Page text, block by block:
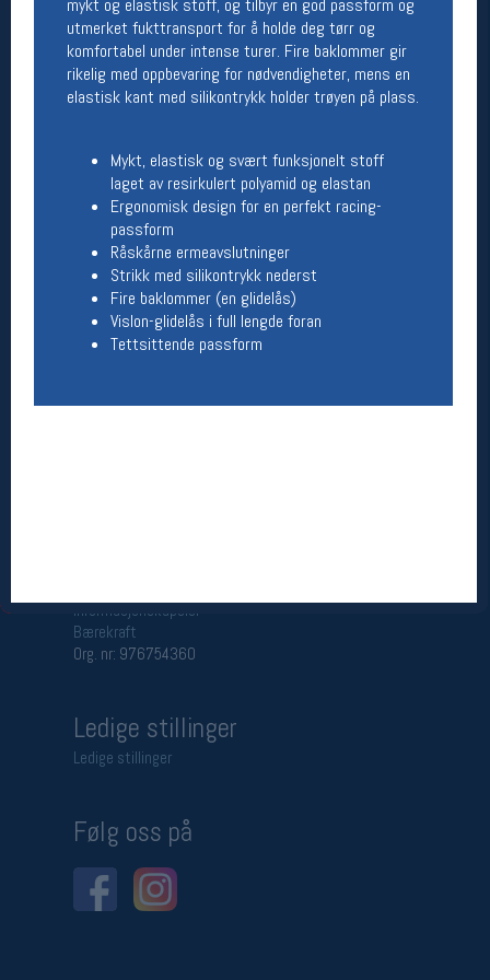
utmerket fukttransport for å holde deg tørr og
komfortabel under intense turer. Fire baklommer gir
rikelig med oppbevaring for nødvendigheter, mens en
elastisk kant med silikontrykk holder trøyen på plass.
Mykt, elastisk og svært funksjonelt stoff
laget av resirkulert polyamid og elastan
Ergonomisk design for en perfekt racing-
passform
Råskårne ermeavslutninger
Strikk med silikontrykk nederst
Fire baklommer (en glidelås)
Vislon-glidelås i full lengde foran
Tettsittende passform
Åpningstider butikk
Man-Fredag:
11-18
Lørdag:
11-16
Team Oslo Sportslager
Magasinet
Medlemstilbud og aktiviteter
MELD DEG INN GRATIS
Åpningstider verkstedet
Man-Fredag:
Informasjonskapsler
Bærekraft
Org. nr: 976754360
Ledige stillinger
Ledige stillinger
Følg oss på